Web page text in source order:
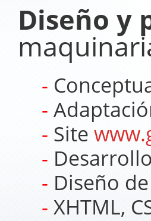
Diseño y
Site
Diseño
XHTML,